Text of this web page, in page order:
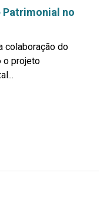
Patrimonial no
colaboração do
o projeto